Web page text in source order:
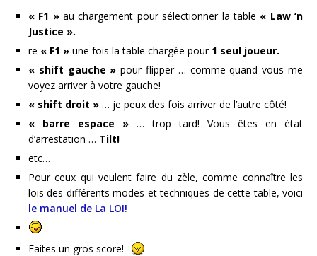
« F1 »au chargement pour sélectionner la table « Law ‘n
Justice ».
re « F1 » une fois la table chargée pour 1 seul joueur.
« shift gauche » pour flipper … comme quand vous me
voyez arriver à votre gauche!
« shift droit » … je peux des fois arriver de l’autre côté!
« barre espace » … trop tard! Vous êtes en état
d’arrestation … Tilt!
etc…
Pour ceux qui veulent faire du zèle, comme connaître les
lois des différents modes et techniques de cette table, voici
le manuel de La LOI!
Faites un gros score!